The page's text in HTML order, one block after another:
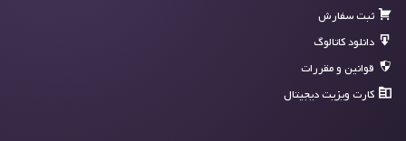
ثبت سفارش
دانلود کاتالوگ
قوانین و مقررات
کارت ویزیت دیجیتال